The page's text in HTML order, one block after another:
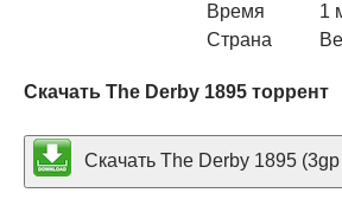
Время
1
Страна
Скачать The Derby 1895 торрент
Скачать The Derby 1895